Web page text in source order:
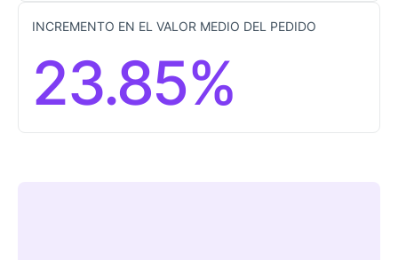
INCREMENTO EN EL VALOR MEDIO DEL PEDIDO
23.85%